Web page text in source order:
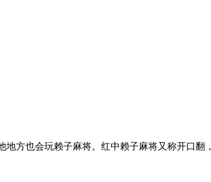
方也会玩赖子麻将。红中赖子麻将又称开口翻